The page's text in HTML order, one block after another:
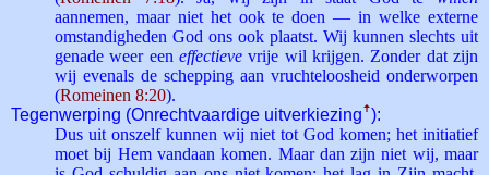
aannemen, maar niet het ook te doen — in welke externe
omstandigheden God ons ook plaatst. Wij kunnen slechts uit
genade weer een effectieve vrije wil krijgen. Zonder dat zijn
wij evenals de schepping aan vruchteloosheid onderworpen
(Romeinen 8:20).
Tegenwerping (Onrechtvaardige uitverkiezing ꜛ):
Dus uit onszelf kunnen wij niet tot God komen; het initiatief
moet bij Hem vandaan komen. Maar dan zijn niet wij, maar